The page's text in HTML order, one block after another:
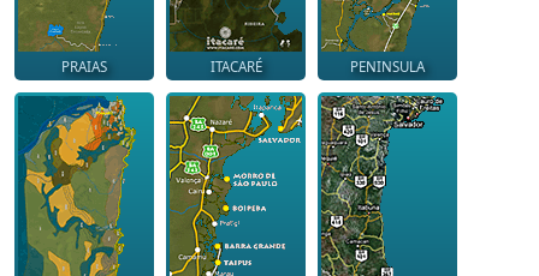
PRAIAS ITACARÉ PENINSULA